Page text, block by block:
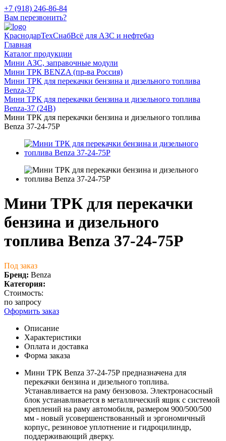
+7 (918) 246-86-84
Вам перезвонить?
КраснодарТехСнабВсё для АЗС и нефтебаз
Главная
Каталог продукции
Мини АЗС, заправочные модули
Мини ТРК BENZA (пр-ва Россия)
Мини ТРК для перекачки бензина и дизельного топлива
Benza-37
Мини ТРК для перекачки бензина и дизельного топлива
Benza-37 (24В)
Мини ТРК для перекачки бензина и дизельного топлива
Benza 37-24-75Р
Мини ТРК для перекачки
бензина и дизельного
топлива Benza 37-24-75Р
Под заказ
Бренд: Benza
Категория:
Стоимость:
по запросу
Оформить заказ
Описание
Характеристики
Оплата и доставка
Форма заказа
Мини ТРК Benza 37-24-75Р предназначена для
перекачки бензина и дизельного топлива.
Устанавливается на раму бензовоза. Электронасосный
блок устанавливается в металлический ящик с системой
креплений на раму автомобиля, размером 900/500/500
мм - новый усовершенствованный и эргономичный
корпус, резиновое уплотнение и гидроцилиндр,
поддерживающий дверку.